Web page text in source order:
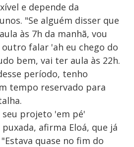
e depende da
"Se alguém disser que
às 7h da manhã, vou
outro falar 'ah eu chego do
bem, vai ter aula às 22h.
período, tenho
tempo reservado para
seu projeto 'em pé'
afirma Eloá, que já
quase no fim do